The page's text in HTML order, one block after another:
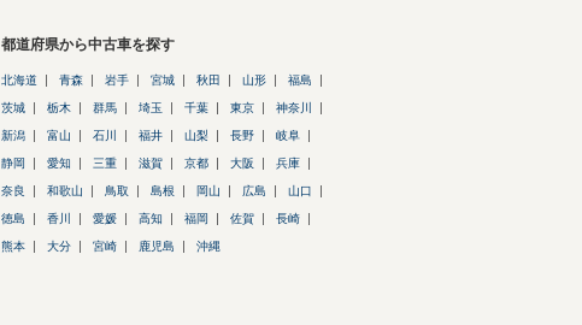
都道府県から中古車を探す
北海道 青森 岩手 宮城 秋田 山形 福島
茨城 栃木 群馬 埼玉 千葉 東京 神奈川
新潟 富山 石川 福井 山梨 長野 岐阜
静岡 愛知 三重 滋賀 京都 大阪 兵庫
奈良 和歌山 鳥取 島根 岡山 広島 山口
徳島 香川 愛媛 高知 福岡 佐賀 長崎
熊本 大分 宮崎 鹿児島 沖縄